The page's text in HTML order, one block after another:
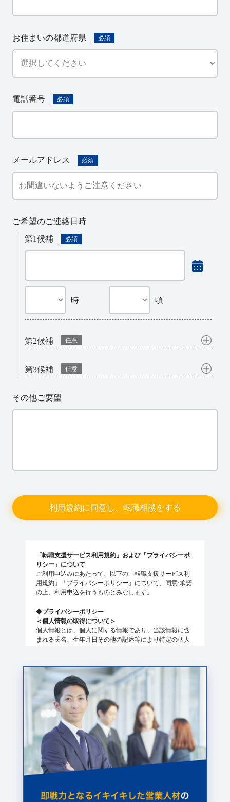
お住まいの都道府県 必須
電話番号 必須
メールアドレス 必須
ご希望のご連絡日時
第1候補
必須
時 頃
第2候補 任意
第3候補 任意
その他ご要望
「転職支援サービス利用規約」および「プライバシーポ
リシー」について
ご利用申込みにあたって、以下の「転職支援サービス利
用規約」「プライバシーポリシー」について、同意·承諾
の上、利用申込を行うものとみなします。
◆プライバシーポリシー
＜個人情報の取得について＞
個人情報とは、個人に関する情報であり、当該情報に含
まれる氏名、生年月日その他の記述等により特定の個人
できることとなるものを含む。）を指します。
株式会社 TIPLOG CAREER（所在地：〒143-0023 東京都
大田区山王２ー５－６ 山王ブリッジ 以下、「弊社」とい
います。）は、個人情報を取得するに際しては、本書記
載の通り取扱います。
＜個人情報の利用目的について＞
弊社は取得した個人情報を以下の目的で利用します。
1. 弊社が提供するサービスに関するご意見、お問い合わ
せへの回答
2. ブライダル事業従事者認証確認のため
3. ポイントサービスの提供のため
4. アンケート実施のため
め
7. 新サービス·新商品開発のため